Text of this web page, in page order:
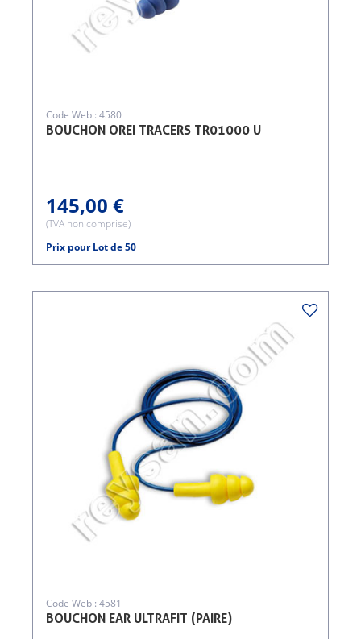
BOUCHON OREI TRACERS TR01000 U
Code Web : 4580
145,00 €
(TVA non comprise)
Prix pour Lot de 50
BOUCHON EAR ULTRAFIT (PAIRE)
Code Web : 4581